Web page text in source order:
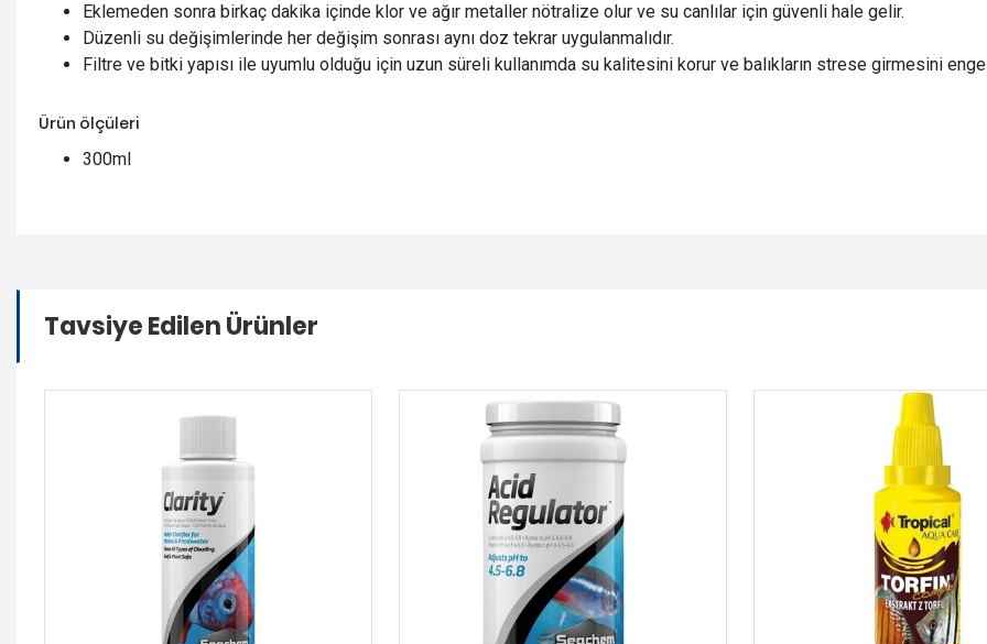
Eklemeden sonra birkaç dakika içinde klor ve ağır metaller nötralize olur ve su canlılar için güvenli hale gelir.
Düzenli su değişimlerinde her değişim sonrası aynı doz tekrar uygulanmalıdır.
Filtre ve bitki yapısı ile uyumlu olduğu için uzun süreli kullanımda su kalitesini korur ve balıkların strese girmesini
Ürün ölçüleri
300ml
Tavsiye Edilen Ürünler